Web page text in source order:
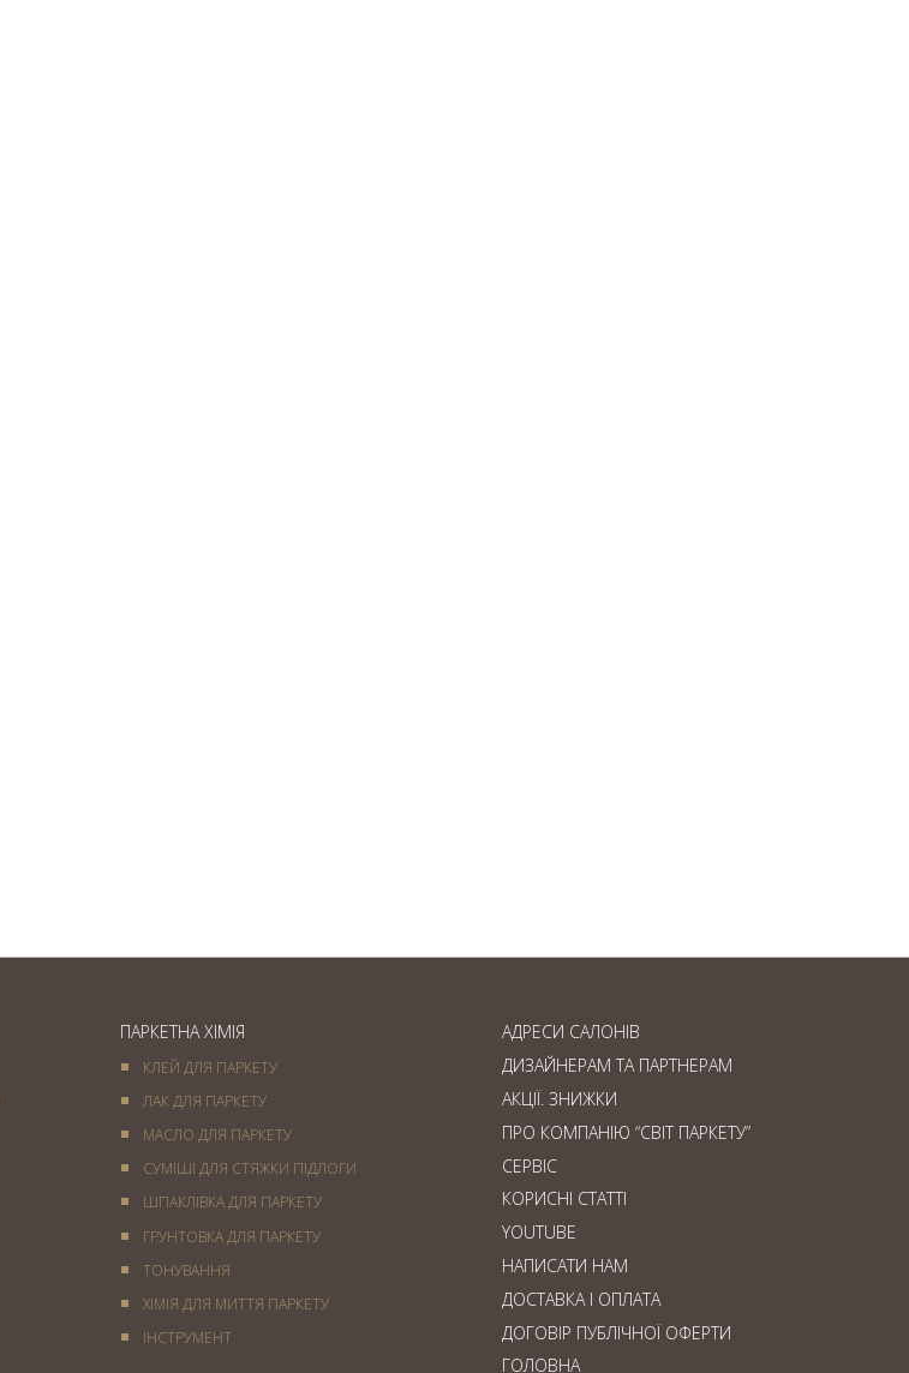
ПАРКЕТНА ХІМІЯ
КЛЕЙ ДЛЯ ПАРКЕТУ
ЛАК ДЛЯ ПАРКЕТУ
МАСЛО ДЛЯ ПАРКЕТУ
СУМІШІ ДЛЯ СТЯЖКИ ПІДЛОГИ
ШПАКЛІВКА ДЛЯ ПАРКЕТУ
ГРУНТОВКА ДЛЯ ПАРКЕТУ
ТОНУВАННЯ
ХІМІЯ ДЛЯ МИТТЯ ПАРКЕТУ
IНСТРУМЕНТ
АДРЕСИ САЛОНІВ
ДИЗАЙНЕРАМ ТА ПАРТНЕРАМ
АКЦІЇ. ЗНИЖКИ
ПРО КОМПАНІЮ “СВІТ ПАРКЕТУ”
СЕРВІС
КОРИСНІ СТАТТІ
YOUTUBE
НАПИСАТИ НАМ
ДОСТАВКА І ОПЛАТА
ДОГОВІР ПУБЛІЧНОЇ ОФЕРТИ
ГОЛОВНА